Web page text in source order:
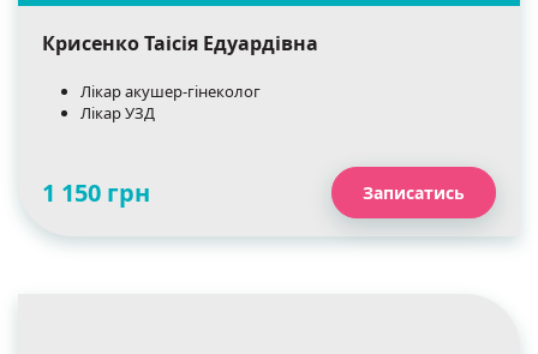
Крисенко Таісія Едуардівна
Лікар акушер-гінеколог
Лікар УЗД
1 150 грн Записатись